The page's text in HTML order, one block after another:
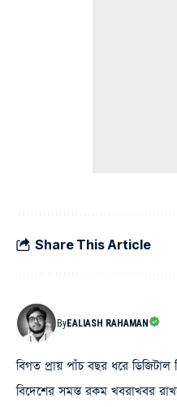
Share This Article
ByEALIASH RAHAMAN
বিগত প্রায় পাঁচ বছর ধরে ডিজিটাল
বিদেশের সমস্ত রকম খবরাখবর